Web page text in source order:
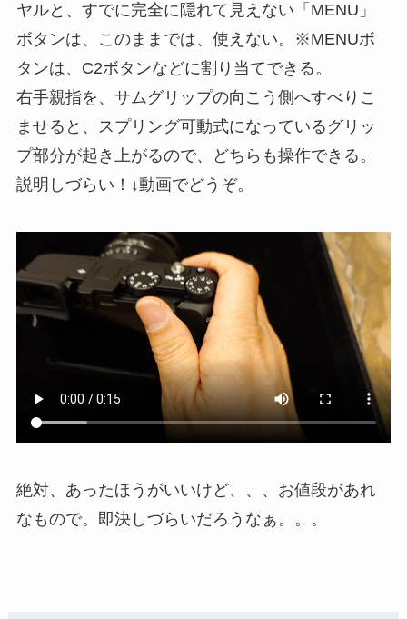
ヤルと、すでに完全に隠れて見えない「MENU」
ボタンは、このままでは、使えない。※MENUボ
タンは、C2ボタンなどに割り当てできる。
右手親指を、サムグリップの向こう側へすべりこ
ませると、スプリング可動式になっているグリッ
プ部分が起き上がるので、どちらも操作できる。
説明しづらい！↓動画でどうぞ。
絶対、あったほうがいいけど、、、お値段があれ
なもので。即決しづらいだろうなぁ。。。